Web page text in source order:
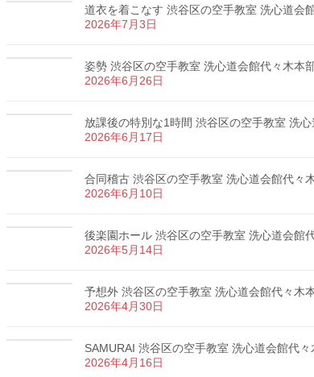
道衣を着こなす 渋谷区の空手教室 洗心道会
2026年7月3日
姿勢 渋谷区の空手教室 洗心道会館代々木本
2026年6月26日
放課後の特別な1時間 渋谷区の空手教室 洗
2026年6月17日
合同稽古 渋谷区の空手教室 洗心道会館代々
2026年6月10日
後楽園ホール 渋谷区の空手教室 洗心道会館
2026年5月14日
予想外 渋谷区の空手教室 洗心道会館代々木
2026年4月30日
SAMURAI 渋谷区の空手教室 洗心道会館代
2026年4月16日